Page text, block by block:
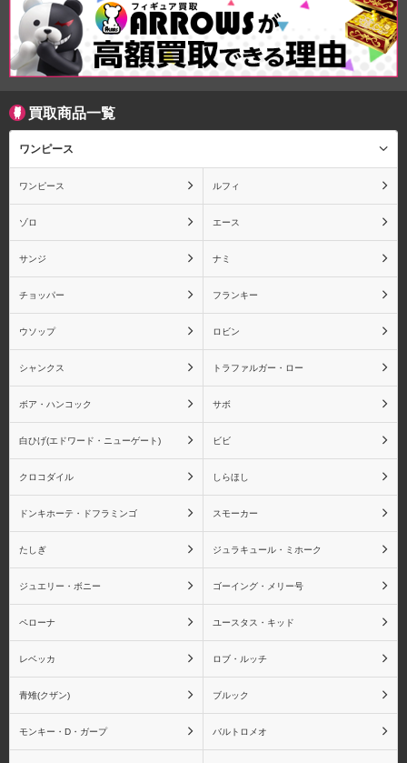
物語シリーズ 斧乃木余
物語シリーズ キスショ
物語シリーズ その他キ
買取商品一覧
ワンピース
ワンピース ルフィ
ゾロ エース
サンジ ナミ
チョッパー フランキー
ウソップ ロビン
シャンクス トラファルガー・ロー
ボア・ハンコック サボ
白ひげ(エドワード・ニューゲート) ビビ
クロコダイル しらほし
ドンキホーテ・ドフラミンゴ スモーカー
たしぎ ジュラキュール・ミホーク
ジュエリー・ボニー ゴーイング・メリー号
ペローナ ユースタス・キッド
レベッカ ロブ・ルッチ
青雉(クザン) ブルック
モンキー・D・ガープ バルトロメオ